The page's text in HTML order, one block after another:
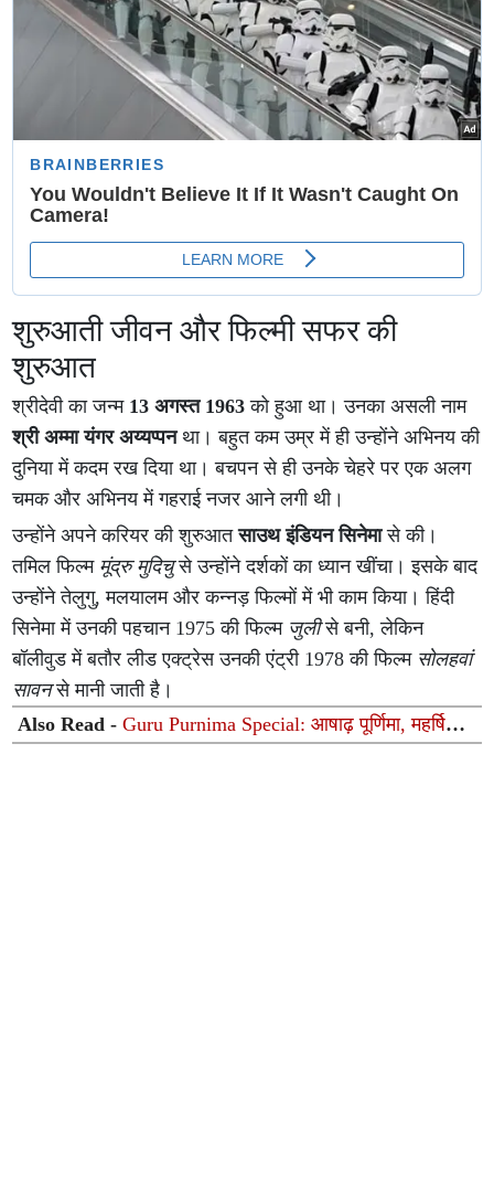
शुरुआती जीवन और फिल्मी सफर की
शुरुआत
श्रीदेवी का जन्म 13 अगस्त 1963 को हुआ था। उनका असली नाम
श्री अम्मा यंगर अय्यप्पनथा। बहुत कम उम्र में ही उन्होंने अभिनय की
दुनिया में कदम रख दिया था। बचपन से ही उनके चेहरे पर एक अलग
चमक और अभिनय में गहराई नजर आने लगी थी।
उन्होंने अपने करियर की शुरुआतसाउथ इंडियन सिनेमासे की।
तमिल फिल्म मूंद्रु मुदिचुसे उन्होंने दर्शकों का ध्यान खींचा। इसके बाद
उन्होंने तेलुगु, मलयालम और कन्नड़ फिल्मों में भी काम किया। हिंदी
सिनेमा में उनकी पहचान 1975 की फिल्म जुलीसे बनी, लेकिन
बॉलीवुड में बतौर लीड एक्ट्रेस उनकी एंट्री 1978 की फिल्म सोलहवां
सावनसे मानी जाती है।
Also Read -Guru Purnima Special: आषाढ़ पूर्णिमा, महर्षि
वेदव्यास और भारतीय संस्कृति में 'गुरु' शब्द की विराटता